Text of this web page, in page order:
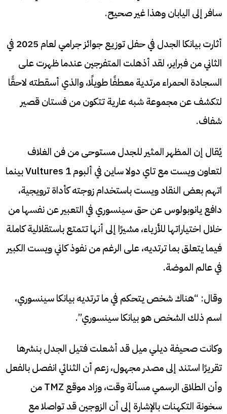
سافر إلى اليابان وهذا غير صحيح.
أثارت بيانكا الجدل في حفل توزيع جوائز جرامي لعام 2025 في
الثاني من فبراير، لقد أذهلت المتفرجين عندما ظهرت على
السجادة الحمراء مرتدية معطفًا طويلًا، والذي أسقطته لاحقًا
لتكشف عن مجموعة شبه عارية تتكون من فستان قصير
شفاف.
يُقال إن المظهر المثير للجدل مستوحى من فن الغلاف
لتعاون ويست مع تاي دولا ساين في ألبوم Vultures 1 بينما
اتهم بعض النقاد ويست باستخدام زوجته كأداة ترويجية،
دافع يانوبولوس عن حق سينسوري في التعبير عن نفسها من
خلال اختياراتها للأزياء، مشيرًا إلى أنها تتمتع باستقلالية كاملة
فيما يتعلق بما ترتديه، على الرغم من نفوذ كاني ويست الكبير
في عالم الموضة.
وقال: “هناك شخص يتحكم في ما ترتديه بيانكا سينسوري،
اسم ذلك الشخص هو بيانكا سينسوري”.
وكانت صحيفة ديلي ميل قد أشعلت فتيل الجدل بنشرها
تقريرًا استند إلى مصدر مجهول، زعم أن الثنائي انفصل بالفعل
وأن الطلاق الرسمي مسألة وقت، وزاد موقع TMZ من
سخونة التكهنات بالإشارة إلى أن الزوجين قد تواصلا مع